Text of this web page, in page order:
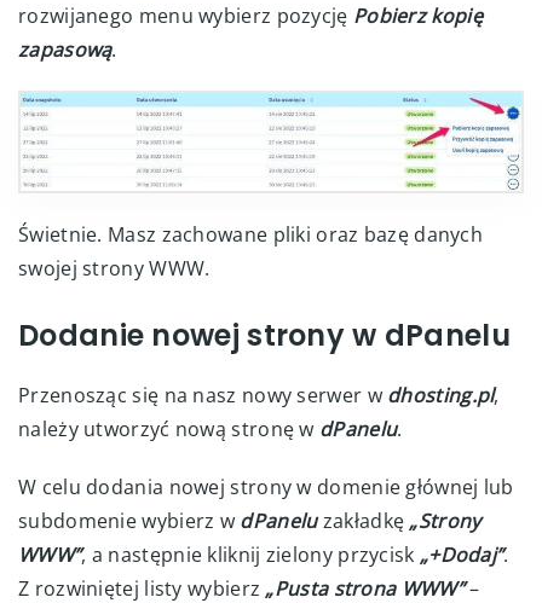
rozwijanego menu wybierz pozycję Pobierz kopię
zapasową.
Świetnie. Masz zachowane pliki oraz bazę danych
swojej strony WWW.
Dodanie nowej strony w dPanelu
Przenosząc się na nasz nowy serwer w dhosting.pl,
należy utworzyć nową stronę w dPanelu.
W celu dodania nowej strony w domenie głównej lub
subdomenie wybierz w dPanelu zakładkę „Strony
WWW”, a następnie kliknij zielony przycisk „+Dodaj”.
Z rozwiniętej listy wybierz „Pusta strona WWW”–